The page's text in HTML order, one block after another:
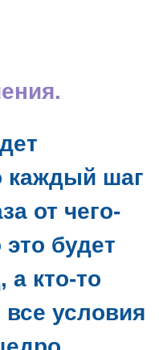
каждый шаг
от чего-
будет
а кто-то
условия